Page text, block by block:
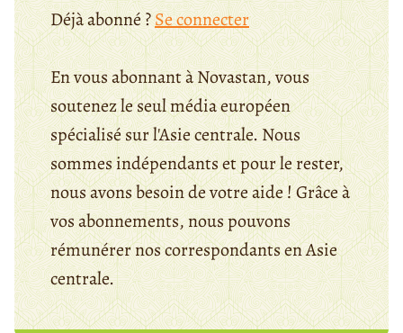
Déjà abonné ?Se connecter
En vous abonnant à Novastan, vous
soutenez le seul média européen
spécialisé sur l'Asie centrale. Nous
sommes indépendants et pour le rester,
nous avons besoin de votre aide ! Grâce à
vos abonnements, nous pouvons
rémunérer nos correspondants en Asie
centrale.